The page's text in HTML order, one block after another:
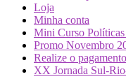
Loja
Minha conta
Mini Curso
Promo Novembro
Realize o
XX Jornada Sul-